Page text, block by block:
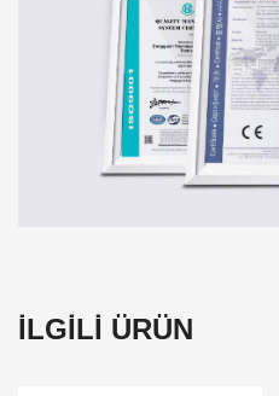
İLGİLİ ÜRÜN